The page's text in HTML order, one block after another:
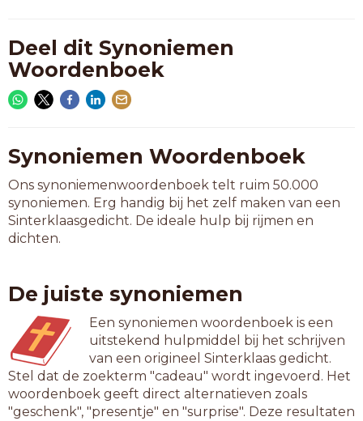
Deel dit Synoniemen
Woordenboek
Synoniemen Woordenboek
Ons synoniemenwoordenboek telt ruim 50.000
synoniemen. Erg handig bij het zelf maken van een
Sinterklaasgedicht. De ideale hulp bij rijmen en
dichten.
De juiste synoniemen
Een synoniemen woordenboek is een
uitstekend hulpmiddel bij het schrijven
van een origineel Sinterklaas gedicht.
Stel dat de zoekterm "cadeau" wordt ingevoerd. Het
woordenboek geeft direct alternatieven zoals
"geschenk", "presentje" en "surprise". Deze resultaten